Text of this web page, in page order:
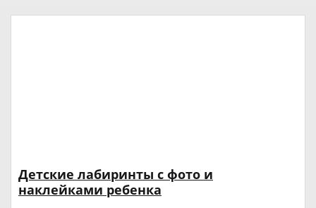
Детские лабиринты с фото и
наклейками ребенка